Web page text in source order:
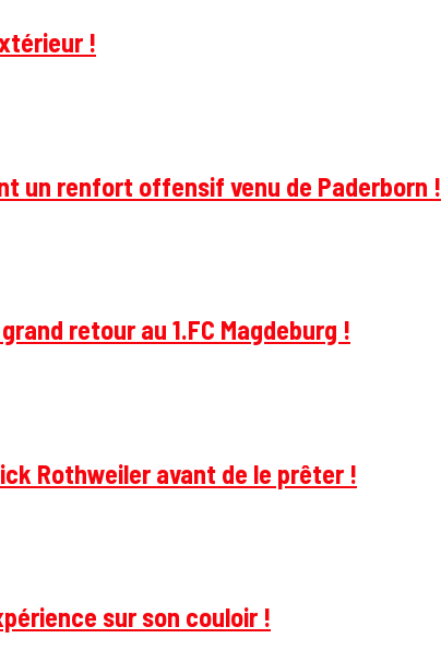
!
un renfort offensif venu de Paderborn !
retour au 1.FC Magdeburg !
Rothweiler avant de le prêter !
sur son couloir !